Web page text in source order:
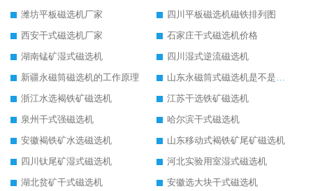
潍坊平板磁选机厂家
四川平板磁选机磁铁排列图
西安干式磁选机厂家
石家庄干式磁选机价格
湖南锰矿湿式磁选机
四川湿式逆流磁选机
新疆永磁筒磁选机的工作原理
山东永磁筒式磁选机是不是强磁
浙江水选褐铁矿磁选机
江苏干选铁矿磁选机
泉州干式强磁选机
哈尔滨干式磁选机
安徽褐铁矿水选磁选机
山东移动式褐铁矿尾矿磁选机
四川钛尾矿湿式磁选机
河北实验用室湿式磁选机
湖北贫矿干式磁选机
安徽选大块干式磁选机